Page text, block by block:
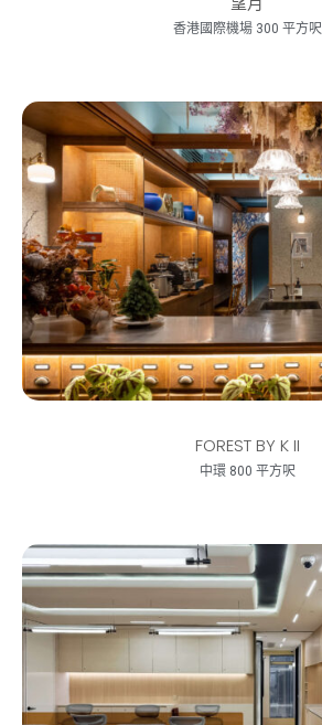
香港國際機場 300 平方呎
FOREST BY K II
中環 800 平方呎